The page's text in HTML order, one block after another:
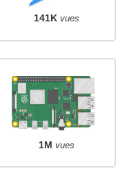
141K vues
1M vues